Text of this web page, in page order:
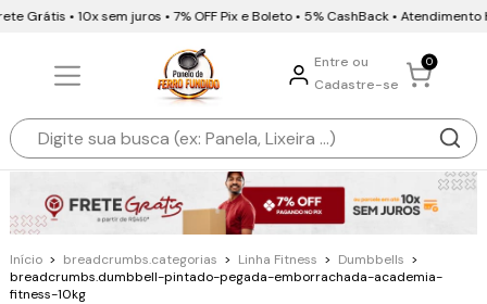
Grátis • 10x sem juros • 7% OFF Pix e Boleto • 5% CashBack • Atendimento
Entre ou
Cadastre-se
0
Início > breadcrumbs.categorias > Linha Fitness > Dumbbells >
breadcrumbs.dumbbell-pintado-pegada-emborrachada-academia-
fitness-10kg